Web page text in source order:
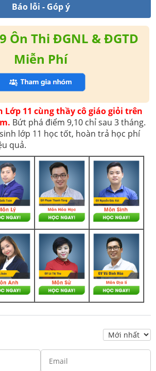
Báo lỗi - Góp ý
Ôn Thi ĐGNL & ĐGTD
Miễn Phí
Lớp 11 cùng thầy cô giáo giỏi trên
Bứt phá điểm 9,10 chỉ sau 3 tháng.
lớp 11 học tốt, hoàn trả học phí
quả.